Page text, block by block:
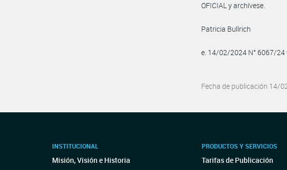
OFICIAL y archívese.
Patricia Bullrich
e. 14/02/2024 N° 6067/
Fecha de publicación 14/
INSTITUCIONAL
Misión, Visión e Historia
PRODUCTOS Y SERVICIOS
Tarifas de Publicación